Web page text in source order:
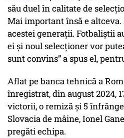
său duel în calitate de
Mai important însă e
acestei generații. Fotbaliștii
ei și noul selecționer vor
sunt convins” a spus el,
Aflat pe banca tehnică a
înregistrat, din august 2024,
victorii, o remiză și 5
Slovacia de mâine, Ionel
pregăti echipa.